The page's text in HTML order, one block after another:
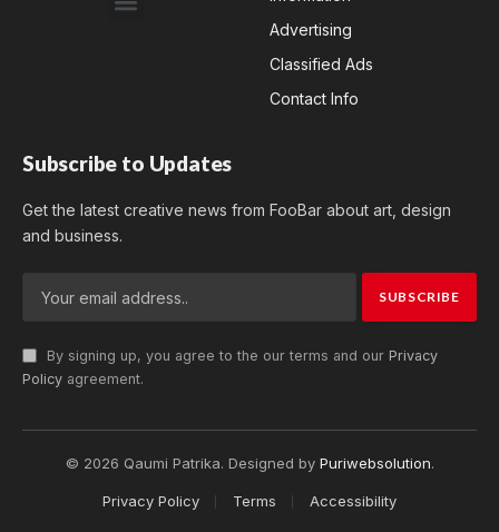
Advertising
Classified Ads
Contact Info
Subscribe to Updates
Get the latest creative news from FooBar about art, design
and business.
By signing up, you agree to the our terms and our Privacy
Policy agreement.
© 2026 Qaumi Patrika. Designed by Puriwebsolution.
Privacy Policy Terms Accessibility